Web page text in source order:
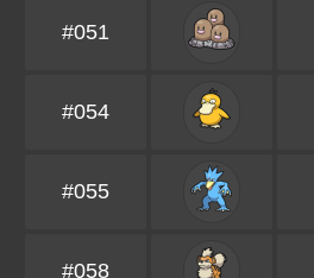
#051
#054
#055
#058